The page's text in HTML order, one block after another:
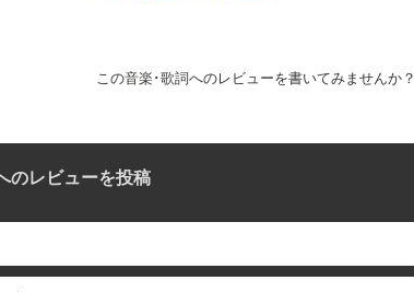
この音楽･歌詞へのレビューを書いてみませんか？
のレビューを投稿